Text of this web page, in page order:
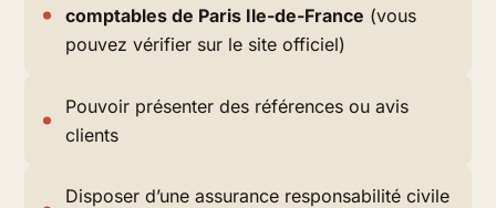
comptables de Paris Ile-de-France (vous
pouvez vérifier sur le site officiel)
Pouvoir présenter des références ou avis
clients
Disposer d’une assurance responsabilité civile